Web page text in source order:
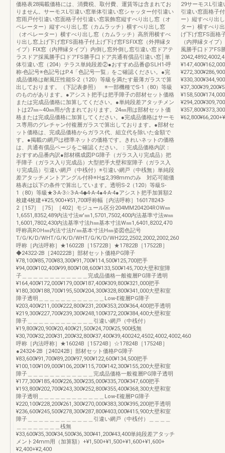
価格表28掲載価格には、消費税、取付費、運賃等は含まれてお
りません。サーモスL引違い窓単体引違い窓シャッター付引違い
窓雨戸付引違い窓面格子付引違い窓装飾窓縦すべり出し窓（オ
ペレーター）縦すべり出し窓（カムラッチ）横すべり出し窓
（オペレーター）横すべり出し窓（カムラッチ）高所用横すべ
り出し窓上げ下げ窓FS面格子付上げ下げ窓FSFIX窓（外押縁タ
イプ）FIX窓（内押縁タイプ）内倒し窓外倒し窓引違い窓ドアテ
ラスドア採風勝手口ドアFS勝手口ドア共通有償品引違い窓│単
体引違い窓（204）テラス単純段差②●おすすめ品番@SLH1-呼
称-色記号※色記号はP.4「色記号一覧」をご確認ください。●完
成品価格は耐風圧性能S-2（120）等級を満たす最薄ガラスで算
出しております。（下記表参照） ※一部機種でS-1（80）等級
のものがあります。●アシスト把手は把手障子の部材セット価格
または完成品価格に加算してください。●単純段差アタッチメン
トは27㎜~40㎜用が含まれております。24㎜用は部材セット価
格または完成品価格に加算してください。●完成品価格はサーモ
ス専用のグレチャン付複層ガラスで算出しております。●部材セ
ット価格は、完成品価格からガラス代、組立代を除いた金額で
す。●掲載の網戸は標準ネットの価格です。きれいネットの価格
は、共通有償品ページをご確認ください。：完成品価格内訳：
おすすめ品番内訳●部材構成図PG障子（ガラス入り完成品）把
手障子（ガラス入り完成品）大型把手大壁和室障子（ガラス入
り完成品）引違い網戸（中桟付）※引違い網戸（中桟無）単純段
差アタッチメントアングル付枠※H≦2,398mmのみ 対応可能価
格表は以下の条件で算出しています。透明S-2（120）等級S-
1（80）等級★3-A-3☆3-A-4◆4-A-4●4-A-4●アシスト把手加算額2
枚建4枚建+¥25,900+¥51,700呼称幅［内法呼称］160178243-
2［157］［75］［402］モジュール区分204MM204204ROW㎜
1,6551,8352,489内法寸法w'㎜1,5701,7502,400内法基準寸法w㎜
1,6001,7802,430内法基準寸法h㎜基本寸法W㎜1,6401,8202,470
呼称高ROH㎜内法寸法h'㎜基本寸法H㎜姿図色記号
T/G/K/D/WHT/G/K/D/WHT/G/K/D/WH222,2502,2002,2002,260
呼称［内法呼称］★16022B［15722B］★17822B［17522B］
◆24322-2B［240222B］部材セット価格PG障子
¥78,100¥85,700¥83,300¥91,700¥114,500¥125,700把手
¥94,000¥102,400¥99,800¥108,600¥133,500¥145,700大壁和室障
子＿＿＿＿＿＿＿＿＿＿＿＿完成品価格一般複層PG障子透明
¥164,400¥172,000¥179,000¥187,400¥309,800¥321,000把手
¥180,300¥188,700¥195,500¥204,300¥328,800¥341,000大壁和室
障子透明＿＿＿＿＿＿＿＿＿＿＿＿Low-E複層PG障子
¥203,400¥211,000¥222,800¥231,200¥353,200¥364,400把手透明
¥219,300¥227,700¥239,300¥248,100¥372,200¥384,400大壁和室
障子＿＿＿＿＿＿＿＿＿＿＿＿引違い網戸（中桟付）
¥19,800¥20,900¥20,400¥21,500¥24,700¥25,900桟無
¥30,700¥32,200¥31,200¥32,800¥37,400¥39,400242,4502,4002,4002,460
呼称［内法呼称］★16024B［15724B］☆17824B［17524B］
●24324-2B［240242B］部材セット価格PG障子
¥83,600¥91,700¥89,200¥97,900¥122,600¥134,500把手
¥100,100¥109,000¥106,200¥115,700¥142,300¥155,200大壁和室
障子＿＿＿＿＿＿＿＿＿＿＿＿完成品価格一般複層PG障子透明
¥177,300¥185,400¥226,300¥235,000¥335,700¥347,600把手
¥193,800¥202,700¥243,300¥252,800¥355,400¥368,300大壁和室
障子透明＿＿＿＿＿＿＿＿＿＿＿＿Low-E複層PG障子
¥220,100¥228,200¥261,300¥270,000¥383,300¥395,200把手透明
¥236,600¥245,500¥278,300¥287,800¥403,000¥415,900大壁和室
障子＿＿＿＿＿＿＿＿＿＿＿＿引違い網戸（中桟付）＿＿＿＿
＿＿＿＿＿＿＿＿桟無
¥33,600¥35,300¥34,500¥36,300¥41,200¥43,400単純段差アタッチ
メント24mm用（加算額）+¥1,500+¥1,500+¥1,600+¥1,600+
¥2,400+¥2,400
29サーモスL引
引違い窓面格子
ー）縦すべり出
ター）横すべり
げ下げ窓FS面格
（内押縁タイプ
風勝手口ドアFS